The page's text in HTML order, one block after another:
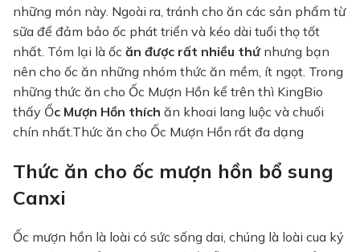
những món này. Ngoài ra, tránh cho ăn các sản phẩm từ
sữa để đảm bảo ốc phát triển và kéo dài tuổi thọ tốt
nhất. Tóm lại là ốc ăn được rất nhiều thứnhưng bạn
nên cho ốc ăn những nhóm thức ăn mềm, ít ngọt. Trong
những thức ăn cho Ốc Mượn Hồn kể trên thì KingBio
thấy Ốc Mượn Hồn thích ăn khoai lang luộc và chuối
chín nhất.Thức ăn cho Ốc Mượn Hồn rất đa dạng
Thức ăn cho ốc mượn hồn bổ sung
Canxi
Ốc mượn hồn là loài có sức sống dai, chúng là loài cua ký